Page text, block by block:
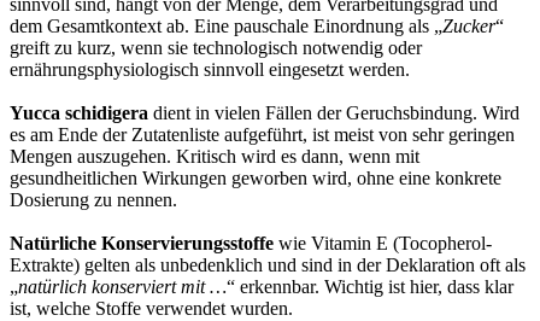
sinnvoll sind, hängt von der Menge, dem Verarbeitungsgrad und
dem Gesamtkontext ab. Eine pauschale Einordnung als „Zucker“
greift zu kurz, wenn sie technologisch notwendig oder
ernährungsphysiologisch sinnvoll eingesetzt werden.
Yucca schidigera dient in vielen Fällen der Geruchsbindung. Wird
es am Ende der Zutatenliste aufgeführt, ist meist von sehr geringen
Mengen auszugehen. Kritisch wird es dann, wenn mit
gesundheitlichen Wirkungen geworben wird, ohne eine konkrete
Dosierung zu nennen.
Natürliche Konservierungsstoffe wie Vitamin E (Tocopherol-
Extrakte) gelten als unbedenklich und sind in der Deklaration oft als
„natürlich konserviert mit …“ erkennbar. Wichtig ist hier, dass klar
ist, welche Stoffe verwendet wurden.